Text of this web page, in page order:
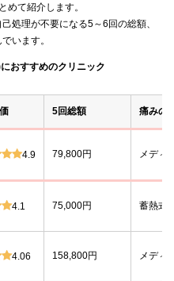
めて紹介します。
処理が不要になる5～6回の総額、
います。
おすすめのクリニック
5回総額 痛みの
4.9 79,800円 メディ
4.1 75,000円 蓄熱式
4.06 158,800円 メディ